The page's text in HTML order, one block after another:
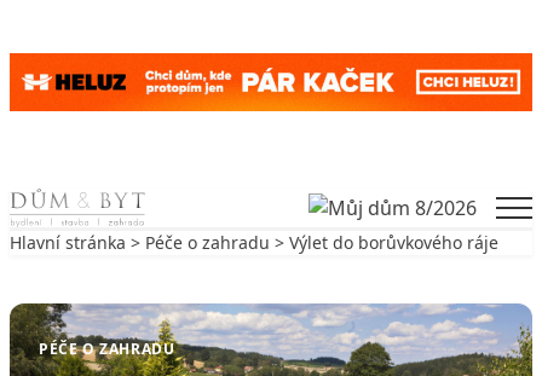
Skip to content
Hlavní stránka > Péče o zahradu > Výlet do borůvkového ráje
PÉČE O ZAHRADU